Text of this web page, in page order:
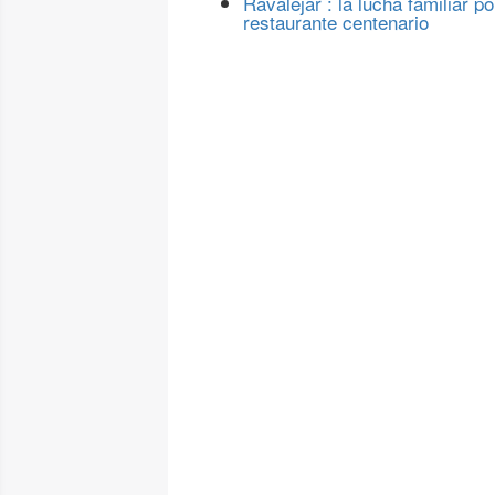
restaurante centenario